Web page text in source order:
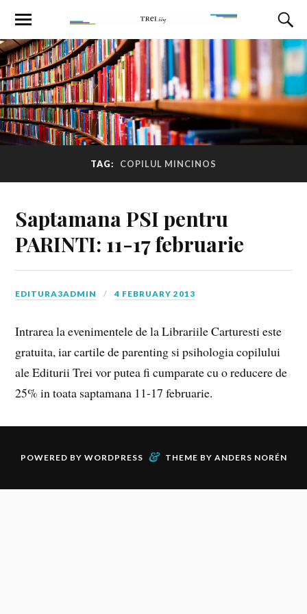
TAG: COPILUL MINCINOS
Saptamana PSI pentru
PARINTI: 11-17 februarie
EDITURA3ADMIN 4 FEBRUARY 2013
Intrarea la evenimentele de la Librariile Carturesti este
gratuita, iar cartile de parenting si psihologia copilului
ale Editurii Trei vor putea fi cumparate cu o reducere de
25% in toata saptamana 11-17 februarie.
POWERED BY WORDPRESS & THEME BY ANDERS NORÉN